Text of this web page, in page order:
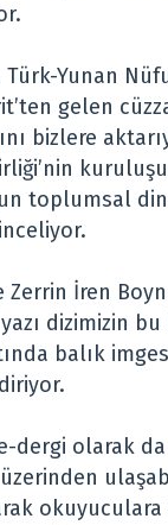
Yunan
gelen
bizlere
toplumsal
Zerrin İren
dizimizin
balık
dergi olarak